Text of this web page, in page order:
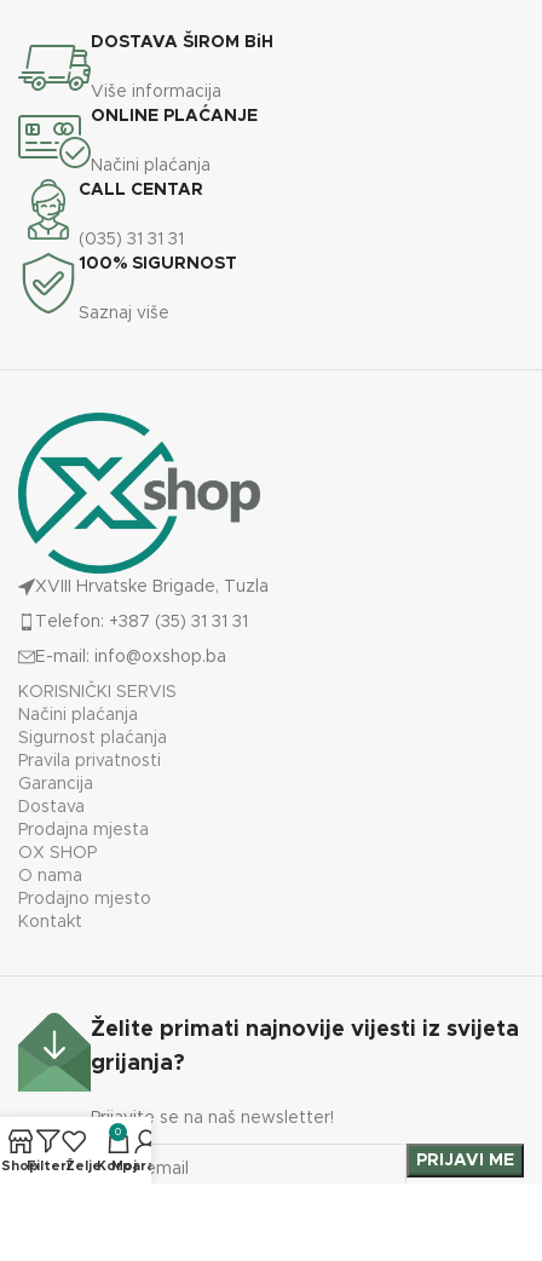
DOSTAVA ŠIROM BiH
Više informacija
ONLINE PLAĆANJE
Načini plaćanja
CALL CENTAR
(035) 31 31 31
100% SIGURNOST
Saznaj više
XVIII Hrvatske Brigade, Tuzla
Telefon: +387 (35) 31 31 31
E-mail: info@oxshop.ba
KORISNIČKI SERVIS
Načini plaćanja
Sigurnost plaćanja
Pravila privatnosti
Garancija
Dostava
Prodajna mjesta
OX SHOP
O nama
Prodajno mjesto
Kontakt
Želite primati najnovije vijesti iz svijeta
grijanja?
Prijavite se na naš newsletter!
ShopFilteriŽelje
0
Korpa
Moj račun